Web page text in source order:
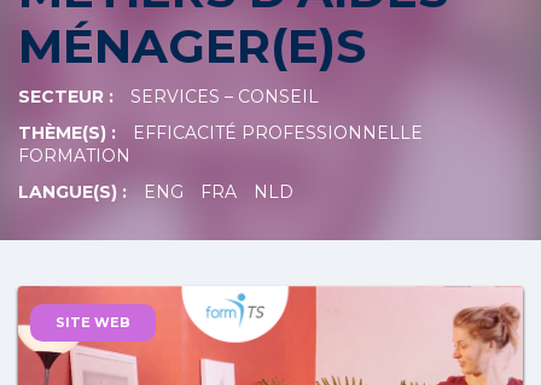
SITE WEB
MÉNAGER(E)S
SECTEUR :
SERVICES – CONSEIL
THÈME(S) :
EFFICACITÉ PROFESSIONNELLE
FORMATION
LANGUE(S) :
ENG FRA NLD